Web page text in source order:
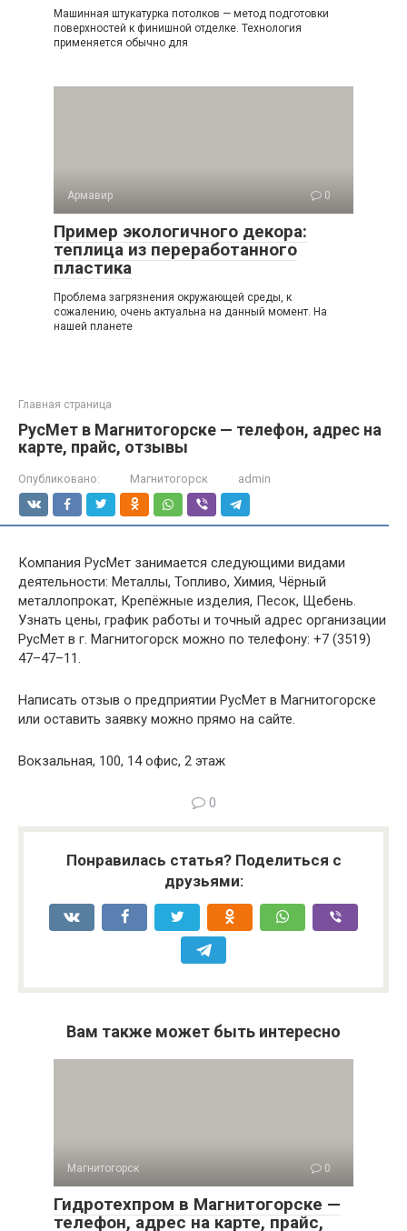
Машинная штукатурка потолков — метод подготовки
поверхностей к финишной отделке. Технология
применяется обычно для
Армавир 0
Пример экологичного декора:
теплица из переработанного
пластика
Проблема загрязнения окружающей среды, к
сожалению, очень актуальна на данный момент. На
нашей планете
Главная страница
РусМет в Магнитогорске — телефон, адрес на
карте, прайс, отзывы
Опубликовано: Магнитогорск admin
Компания РусМет занимается следующими видами
деятельности: Металлы, Топливо, Химия, Чёрный
металлопрокат, Крепёжные изделия, Песок, Щебень.
Узнать цены, график работы и точный адрес организации
РусМет в г. Магнитогорск можно по телефону: +7 (3519)
47–47–11.
Написать отзыв о предприятии РусМет в Магнитогорске
или оставить заявку можно прямо на сайте.
Вокзальная, 100, 14 офис, 2 этаж
0
Понравилась статья? Поделиться с
друзьями:
Вам также может быть интересно
Магнитогорск 0
Гидротехпром в Магнитогорске —
телефон, адрес на карте, прайс,